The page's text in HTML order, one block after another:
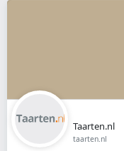
Taarten.nl
taarten.nl